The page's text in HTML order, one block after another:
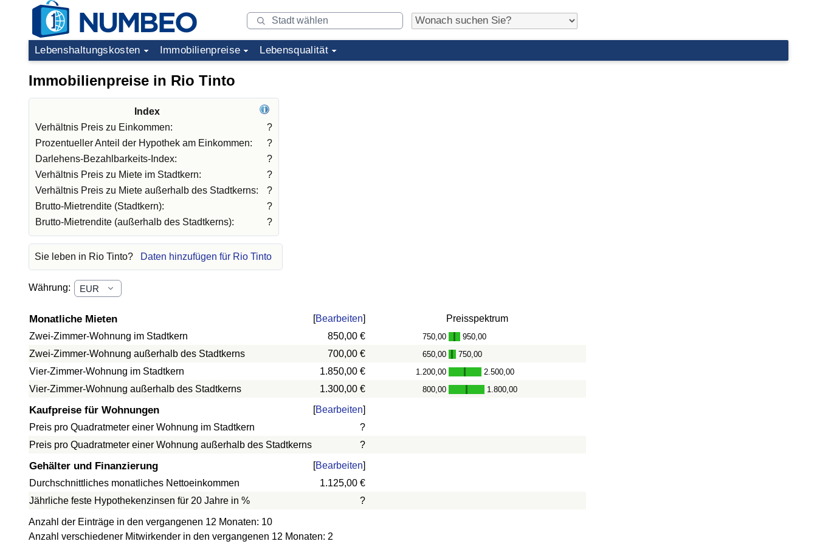
Lebenshaltungskosten Immobilienpreise Lebensqualität
Immobilienpreise in Rio Tinto
Index
Verhältnis Preis zu Einkommen:
?
Prozentueller Anteil der Hypothek am Einkommen:
?
Darlehens-Bezahlbarkeits-Index:
?
Verhältnis Preis zu Miete im Stadtkern:
?
Verhältnis Preis zu Miete außerhalb des Stadtkerns:
?
Brutto-Mietrendite (Stadtkern):
?
Brutto-Mietrendite (außerhalb des Stadtkerns):
?
Sie leben in Rio Tinto? Daten hinzufügen für Rio Tinto
Währung:
Monatliche Mieten [Bearbeiten]
Preisspektrum
Zwei-Zimmer-Wohnung im Stadtkern
850,00 € 750,00 - 950,00
Zwei-Zimmer-Wohnung außerhalb des Stadtkerns 700,00 € 650,00 - 750,00
Vier-Zimmer-Wohnung im Stadtkern 1.850,00 € 1.200,00 - 2.500,00
Vier-Zimmer-Wohnung außerhalb des Stadtkerns 1.300,00 € 800,00 - 1.800,00
Kaufpreise für Wohnungen [Bearbeiten]
Preis pro Quadratmeter einer Wohnung im Stadtkern
?
Preis pro Quadratmeter einer Wohnung außerhalb des Stadtkerns
?
Gehälter und Finanzierung [Bearbeiten]
Durchschnittliches monatliches Nettoeinkommen
1.125,00 €
Jährliche feste Hypothekenzinsen für 20 Jahre in %
?
Anzahl der Einträge in den vergangenen 12 Monaten: 10
Anzahl verschiedener Mitwirkender in den vergangenen 12 Monaten: 2